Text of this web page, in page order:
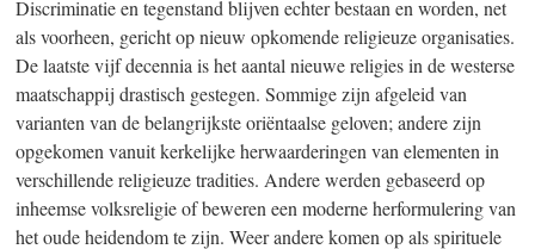
Discriminatie en tegenstand blijven echter bestaan en worden, net
als voorheen, gericht op nieuw opkomende religieuze organisaties.
De laatste vijf decennia is het aantal nieuwe religies in de westerse
maatschappij drastisch gestegen. Sommige zijn afgeleid van
varianten van de belangrijkste oriëntaalse geloven; andere zijn
opgekomen vanuit kerkelijke herwaarderingen van elementen in
verschillende religieuze tradities. Andere werden gebaseerd op
inheemse volksreligie of beweren een moderne herformulering van
het oude heidendom te zijn. Weer andere komen op als spirituele